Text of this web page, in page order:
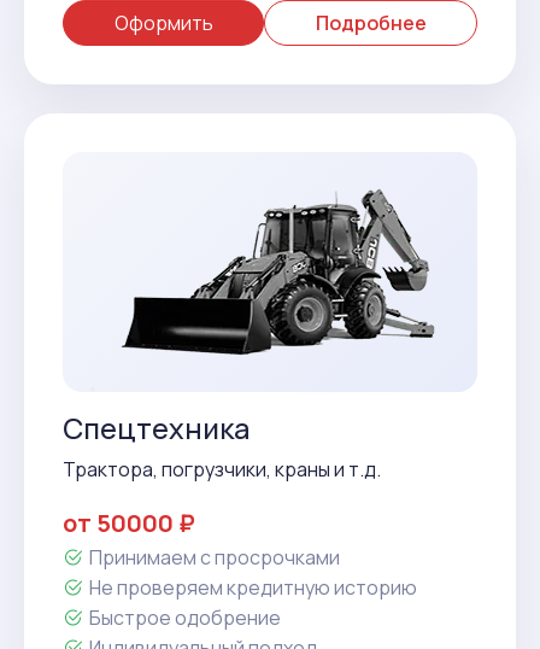
Оформить
Подробнее
Спецтехника
Трактора, погрузчики, краны и т.д.
от 50000 ₽
Принимаем с просрочками
Не проверяем кредитную историю
Быстрое одобрение